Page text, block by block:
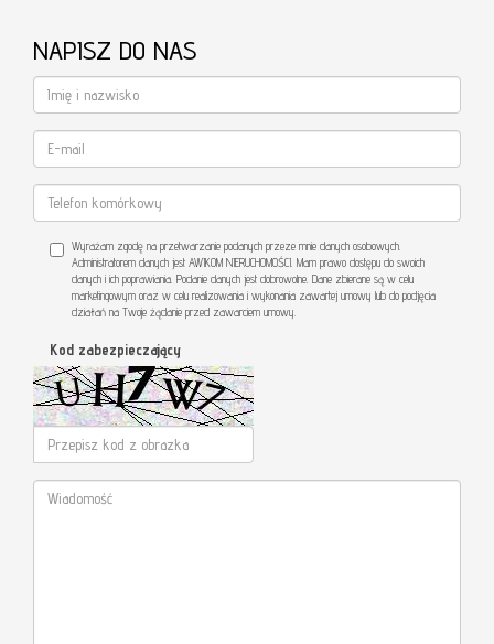
NAPISZ DO NAS
Wyrażam zgodę na przetwarzanie podanych przeze mnie danych osobowych.
Administratorem danych jest AWIKOM NIERUCHOMOŚCI. Mam prawo dostępu do swoich
danych i ich poprawiania. Podanie danych jest dobrowolne. Dane zbierane są w celu
marketingowym oraz w celu realizowania i wykonania zawartej umowy lub do podjęcia
działań na Twoje żądanie przed zawarciem umowy.
Kod zabezpieczający